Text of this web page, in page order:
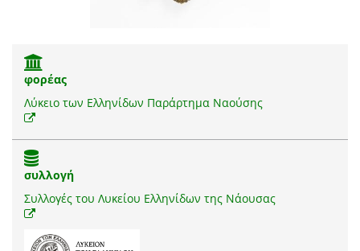
φορέας
Λύκειο των Eλληνίδων Παράρτημα Ναούσης
συλλογή
Συλλογές του Λυκείου Ελληνίδων της Νάουσας